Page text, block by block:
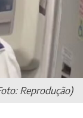
Reprodução)